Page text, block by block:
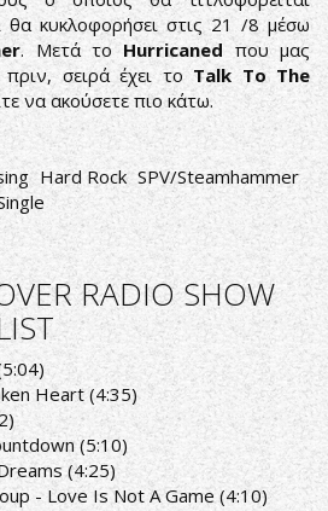
θα κυκλοφορήσει στις 21 /8 μέσω
. Μετά τοHurricaned που μας
σειρά έχει το Talk To The
να ακούσετε πιο κάτω.
Hard Rock SPV/Steamhammer
RADIO SHOW
Heart (4:35)
(5:10)
(4:25)
- Love Is Not A Game (4:10)